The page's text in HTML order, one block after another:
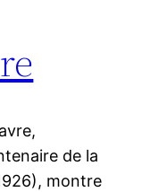
de la
montre